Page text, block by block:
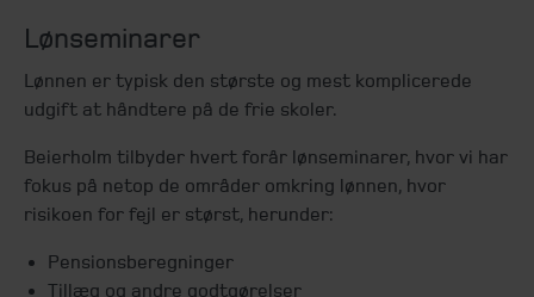
Lønseminarer
Lønnen er typisk den største og mest komplicerede
udgift at håndtere på de frie skoler.
Beierholm tilbyder hvert forår lønseminarer, hvor vi har
fokus på netop de områder omkring lønnen, hvor
risikoen for fejl er størst, herunder:
Pensionsberegninger
Tillæg og andre godtgørelser